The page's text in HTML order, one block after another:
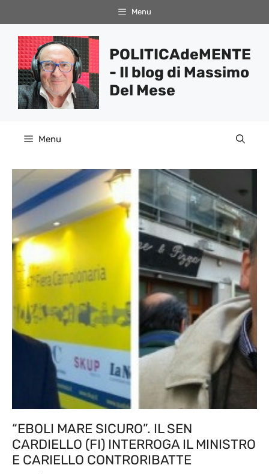
al
contenuto
Menu
POLITICAdeMENTE
- Il blog di Massimo
Del Mese
Menu
“EBOLI MARE SICURO”. IL SEN
CARDIELLO (FI) INTERROGA IL MINISTRO
E CARIELLO CONTRORIBATTE